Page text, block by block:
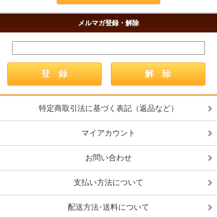
メルマガ登録・解除
特定商取引法に基づく表記（返品など）
マイアカウント
お問い合わせ
支払い方法について
配送方法･送料について